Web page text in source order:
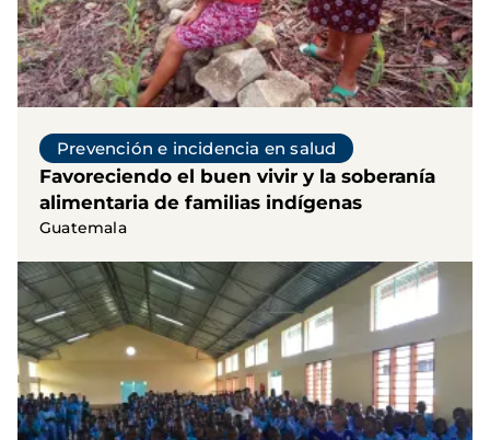
Prevención e incidencia en salud
Favoreciendo el buen vivir y la soberanía
alimentaria de familias indígenas
Guatemala